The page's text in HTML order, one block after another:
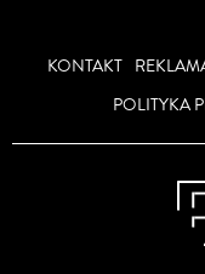
KONTAKT
POLITYKA